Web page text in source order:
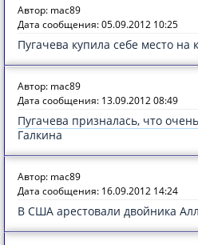
Автор: mac89
Дата сообщения: 05.09.2012 10:25
Пугачева купила себе место на
Автор: mac89
Дата сообщения: 13.09.2012 08:49
Пугачева призналась, что
Галкина
Автор: mac89
Дата сообщения: 16.09.2012 14:24
В США арестовали двойника